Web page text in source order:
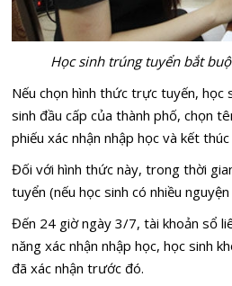
Học sinh trúng tuyển bắt
Nếu chọn hình thức trực tuyến, học
sinh đầu cấp của thành phố, chọn
phiếu xác nhận nhập học và kết
Đối với hình thức này, trong thời
tuyển (nếu học sinh có nhiều
Đến 24 giờ ngày 3/7, tài khoản sổ
năng xác nhận nhập học, học sinh
đã xác nhận trước đó.